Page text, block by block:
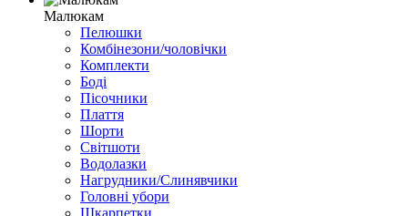
Малюкам
Пелюшки
Комбінезони/чоловічки
Комплекти
Боді
Пісочники
Плаття
Шорти
Світшоти
Водолазки
Нагрудники/Слинявчики
Головні убори
Шкарпетки